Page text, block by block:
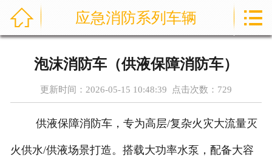

资讯中心
 应急消防系列车辆 
泡沫消防车（供液保障消防车）
更新时间：2026-05-15 10:48:39 点击次数： 729
供液保障消防车，专为高层/复杂火灾大流量灭
火供水/供液场景打造。搭载大功率水泵，配备大容